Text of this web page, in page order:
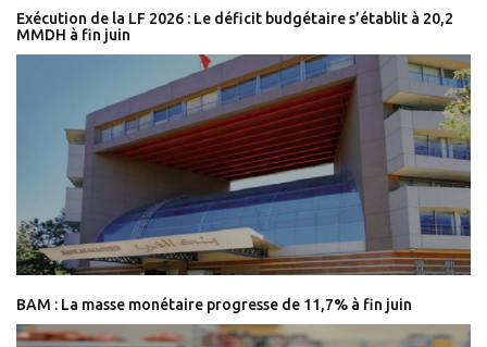
Exécution de la LF 2026 : Le déficit budgétaire s’établit à 20,2
MMDH à fin juin
BAM : La masse monétaire progresse de 11,7% à fin juin